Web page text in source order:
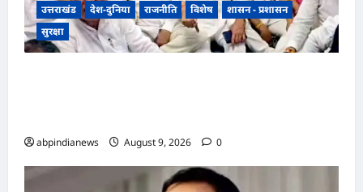
उत्तराखंड देश-दुनिया राजनीति विशेष
शासन - प्रशासन
सुरक्षा
abpindianews August 9, 2026 0